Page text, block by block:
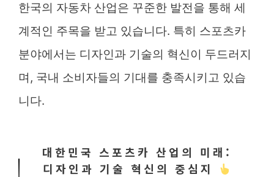
한국의 자동차 산업은 꾸준한 발전을 통해 세
계적인 주목을 받고 있습니다. 특히 스포츠카
분야에서는 디자인과 기술의 혁신이 두드러지
며, 국내 소비자들의 기대를 충족시키고 있습
니다.
대한민국 스포츠카 산업의 미래:
디자인과 기술 혁신의 중심지